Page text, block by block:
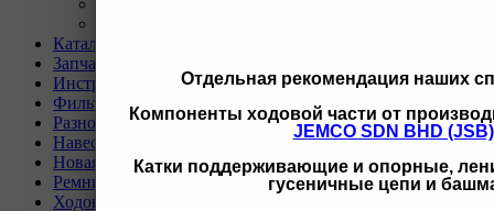
Отдельная рекомендация наших
Компоненты ходовой части от
JEMCO SDN BHD (JSB)
Катки поддерживающие и опорные,
гусеничные цепи и
Каталог
Запчасти для двигателей и сопутствующих систем
Инструмент и материалы для СТО
Фильтры для спецтехники
Разное
Навесное оборудование для экскаваторов
Новая спецтехника
Ремни для спецтехники
Ходовая часть для спецтехники